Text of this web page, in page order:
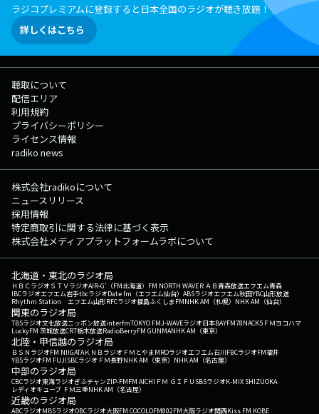
ラジコプレミアムに登録すると日本全国のラジオが聴き放題！
詳しくはこちら
聴取について
配信エリア
利用規約
プライバシーポリシー
ライセンス情報
radiko news
株式会社radikoについて
ニュースリリース
採用情報
特定商取引に関する法律に基づく表示
株式会社メディアプラットフォームラボについて
北海道・東北のラジオ局
ＨＢＣラジオＳＴＶラジオAIR-G'（FM北海道） FM NORTH WAVEＲＡＢ青森放送エフエム青森
IBCラジオエフエム岩手tbcラジオDate fm（エフエム仙台） ABSラジオエフエム秋田YBC山形放送
Rhythm Station エフエム山形RFCラジオ福島ふくしまFMNHK AM（札幌） NHK AM（仙台）
関東のラジオ局
TBSラジオ文化放送ニッポン放送interfmTOKYO FMJ-WAVEラジオ日本BAYFM78NACK5 ＦＭヨコハマ
LuckyFM 茨城放送CRT栃木放送RadioBerryFM GUNMANHK AM（東京）
北陸・甲信越のラジオ局
ＢＳＮラジオFM NIIGATAＫＮＢラジオ ＦＭとやまMROラジオエフエム石川FBCラジオFM福井
YBSラジオFM FUJISBCラジオ ＦＭ長野NHK AM（東京） NHK AM（名古屋）
中部のラジオ局
CBCラジオ東海ラジオぎふチャンZIP-FMFM AICHI ＦＭ ＧＩＦＵ SBSラジオK-MIX SHIZUOKA
レディオキューブ ＦＭ三重NHK AM（名古屋）
近畿のラジオ局
ABCラジオMBSラジオOBCラジオ大阪FM COCOLOFM802FM大阪ラジオ関西Kiss FM KOBE